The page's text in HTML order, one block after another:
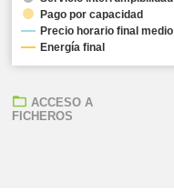
Pago por capacidad
Precio horario final medio
Energía final
ACCESO A
FICHEROS